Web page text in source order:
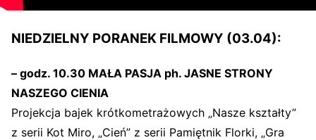
NIEDZIELNY PORANEK FILMOWY (03.04):
– godz. 10.30 MAŁA PASJA ph. JASNE STRONY
NASZEGO CIENIA
Projekcja bajek krótkometrażowych „Nasze kształty”
z serii Kot Miro, „Cień” z serii Pamiętnik Florki, „Gra